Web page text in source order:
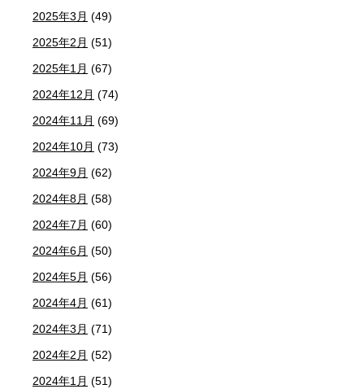
2025年3月 (49)
2025年2月 (51)
2025年1月 (67)
2024年12月 (74)
2024年11月 (69)
2024年10月 (73)
2024年9月 (62)
2024年8月 (58)
2024年7月 (60)
2024年6月 (50)
2024年5月 (56)
2024年4月 (61)
2024年3月 (71)
2024年2月 (52)
2024年1月 (51)